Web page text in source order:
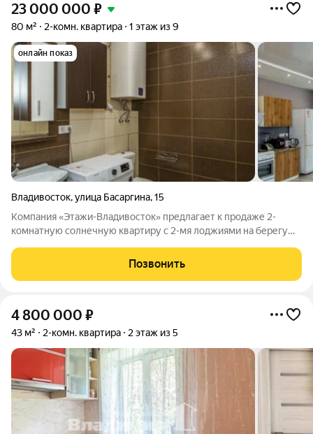
23 000 000 ₽
80 м² 2-комн. квартира 1 этаж из 9
онлайн показ
Владивосток,улица Басаргина,15
Компания «Этажи-Владивосток» предлагает к продаже 2-
комнатную солнечную квартиру с 2-мя лоджиями на берегу
Басаргина д. 15 во Владивостоке Преимущества квартиры: -
все комнаты раздельные -
Позвонить
4 800 000 ₽
43 м² 2-комн. квартира 2 этаж из 5